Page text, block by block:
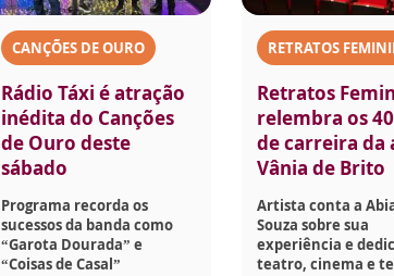
CANÇÕES DE OURO
Rádio Táxi é atração
inédita do Canções
de Ouro deste
sábado
Programa recorda os
sucessos da banda como
“Garota Dourada” e
“Coisas de Casal”
RETRATOS
Retratos
relembra os
de carreira da
Vânia de Brito
Artista conta a
Souza sobre sua
experiência e
teatro, cinema e